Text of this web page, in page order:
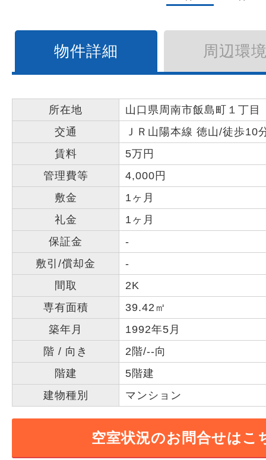
物件詳細 周辺環
所在地
山口県周南市飯島町１丁目
交通
ＪＲ山陽本線 徳山/徒歩10
賃料
5万円
管理費等
4,000円
敷金
1ヶ月
礼金
1ヶ月
保証金
-
敷引/償却金
-
間取
2K
専有面積
39.42㎡
築年月
1992年5月
階 / 向き
2階/--向
階建
5階建
建物種別
マンション
空室状況のお問合せはこ